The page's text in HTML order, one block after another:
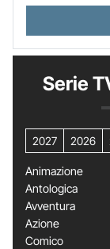
Serie
2027 2026
Animazione
Antologica
Avventura
Azione
Comico